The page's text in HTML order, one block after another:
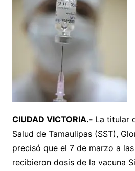
CIUDAD VICTORIA.- La titular
Salud de Tamaulipas (SST),
precisó que el 7 de marzo a
recibieron dosis de la vacuna